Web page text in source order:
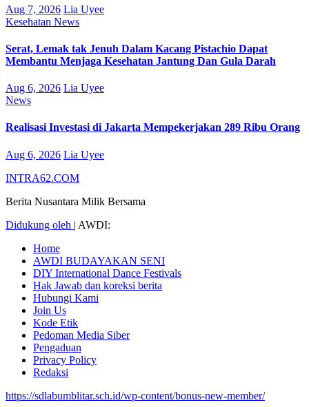
Aug 7, 2026 Lia Uyee
Kesehatan News
Serat, Lemak tak Jenuh Dalam Kacang Pistachio Dapat
Membantu Menjaga Kesehatan Jantung Dan Gula Darah
Aug 6, 2026 Lia Uyee
News
Realisasi Investasi di Jakarta Mempekerjakan 289 Ribu Orang
Aug 6, 2026 Lia Uyee
INTRA62.COM
Berita Nusantara Milik Bersama
Didukung oleh | AWDI:
Home
AWDI BUDAYAKAN SENI
DIY International Dance Festivals
Hak Jawab dan koreksi berita
Hubungi Kami
Join Us
Kode Etik
Pedoman Media Siber
Pengaduan
Privacy Policy
Redaksi
https://sdlabumblitar.sch.id/wp-content/bonus-new-member/